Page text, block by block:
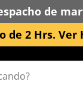
de
de 2 Hrs.